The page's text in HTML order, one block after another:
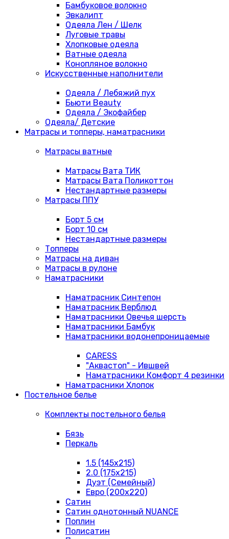
Бамбуковое волокно
Эвкалипт
Одеяла Лен / Шелк
Луговые травы
Хлопковые одеяла
Ватные одеяла
Конопляное волокно
Искусственные наполнители
Одеяла / Лебяжий пух
Бьюти Beauty
Одеяла / Экофайбер
Одеяла/ Детские
Матрасы и топперы, наматрасники
Матрасы ватные
Матрасы Вата ТИК
Матрасы Вата Поликоттон
Нестандартные размеры
Матрасы ППУ
Борт 5 см
Борт 10 см
Нестандартные размеры
Топперы
Матрасы на диван
Матрасы в рулоне
Наматрасники
Наматрасник Синтепон
Наматрасник Верблюд
Наматрасники Овечья шерсть
Наматрасники Бамбук
Наматрасники водонепроницаемые
CARESS
"Аквастоп" - Ившвей
Наматрасники Комфорт 4 резинки
Наматрасники Хлопок
Постельное белье
Комплекты постельного белья
Бязь
Перкаль
1.5 (145х215)
2.0 (175х215)
Дуэт (Семейный)
Евро (200х220)
Сатин
Сатин однотонный NUANCE
Поплин
Полисатин